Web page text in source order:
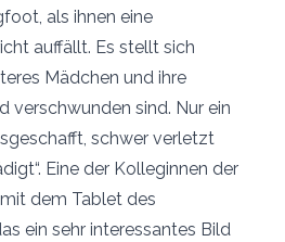
als ihnen eine
auffällt. Es stellt sich
Mädchen und ihre
verschwunden sind. Nur ein
schwer verletzt
Eine der Kolleginnen der
dem Tablet des
ein sehr interessantes Bild